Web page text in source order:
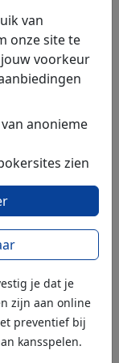
van
onze site te
voorkeur
anonieme
zien
je dat je
zijn aan online
preventief bij
kansspelen.
betalingen
van
na
Naar